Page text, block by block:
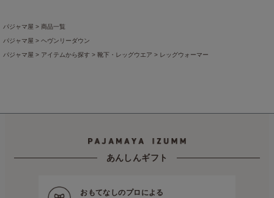
パジャマ屋 商品一覧
パジャマ屋 ヘヴンリーダウン
パジャマ屋 アイテムから探す 靴下・レッグウエア レッグウォーマー
あんしんギフト
おもてなしのプロによる